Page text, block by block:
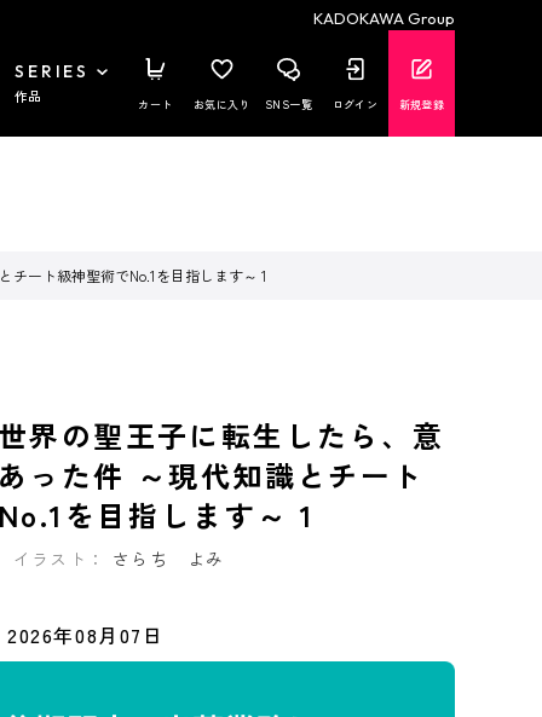
KADOKAWA Group
SERIES
作品 カート お気に入り SNS一覧 ログイン 新規登録
ート級神聖術でNo.1を目指します～ 1
界の聖王子に転生したら、意
った件 ～現代知識とチート
を目指します～ 1
イラスト： さらち よみ
2026年08月07日